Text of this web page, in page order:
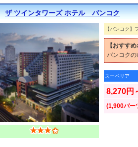
ザ ツインタワーズ ホテル バンコク
【バンコク】
【おすす
バンコク
スーペリア
8,270円
(1,900バー